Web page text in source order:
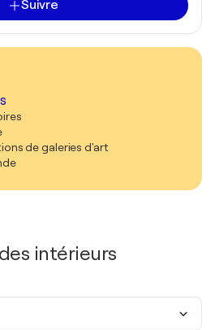
Suivre
de galeries d'art
intérieurs